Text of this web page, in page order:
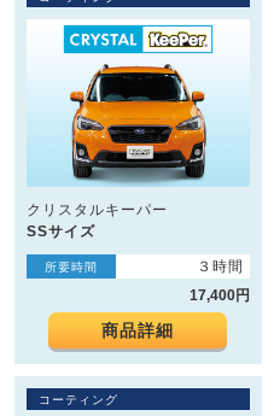
クリスタルキーパー
SSサイズ
所要時間
３時間
17,400円
商品詳細
コーティング